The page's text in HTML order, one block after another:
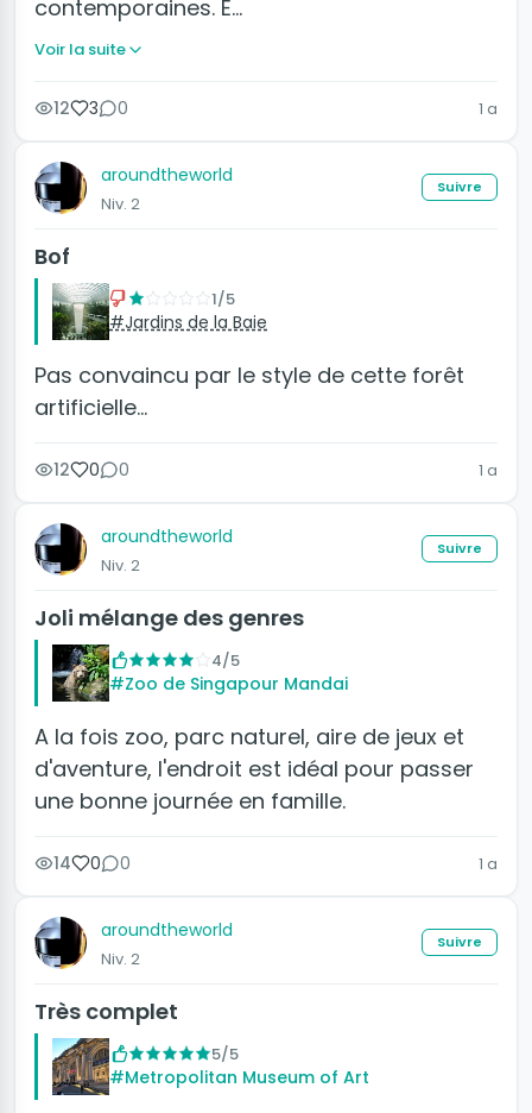
contemporaines. E…
Voir la suite
12 3 0 1 a
aroundtheworld
Niv. 2
Suivre
Bof
1/5
#Jardins de la Baie
Pas convaincu par le style de cette forêt
artificielle...
12 0 0 1 a
aroundtheworld
Niv. 2
Suivre
Joli mélange des genres
4/5
#Zoo de Singapour Mandai
A la fois zoo, parc naturel, aire de jeux et
d'aventure, l'endroit est idéal pour passer
une bonne journée en famille.
14 0 0 1 a
aroundtheworld
Niv. 2
Suivre
Très complet
5/5
#Metropolitan Museum of Art